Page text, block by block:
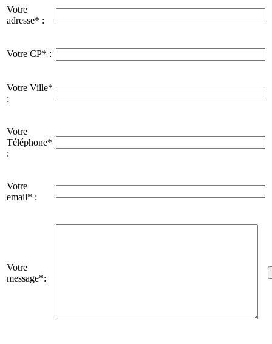
Votre
adresse* :
Votre CP* :
Votre Ville*
:
Votre
Téléphone*
:
Votre
email* :
Votre
message*: